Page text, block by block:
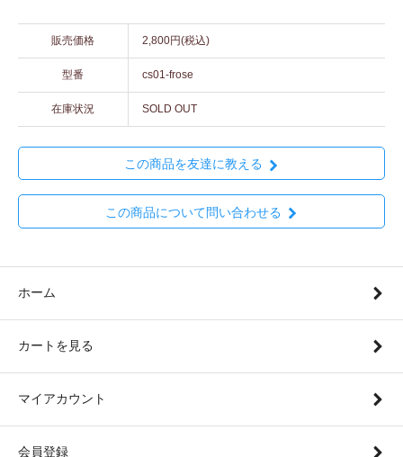
販売価格 2,800円(税込)
型番 cs01-frose
在庫状況 SOLD OUT
この商品を友達に教える
この商品について問い合わせる
ホーム
カートを見る
マイアカウント
会員登録